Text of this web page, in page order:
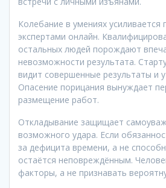
Колебание в умениях усиливается
экспертами онлайн.
остальных людей порождают
невозможности результата.
видит совершенные результаты и
Опасение порицания вынуждает
размещение работ.
Откладывание защищает
возможного удара. Если
за дефицита времени, а не
остаётся неповреждённым.
факторы, а не признавать